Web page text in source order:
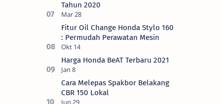
Tahun 2020
Fitur Oil Change Honda Stylo 160
: Permudah Perawatan Mesin
Harga Honda BeAT Terbaru 2021
Cara Melepas Spakbor Belakang
CBR 150 Lokal